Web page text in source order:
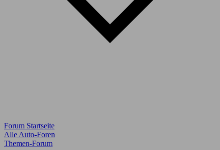
Forum Startseite
Alle Auto-Foren
Themen-Forum